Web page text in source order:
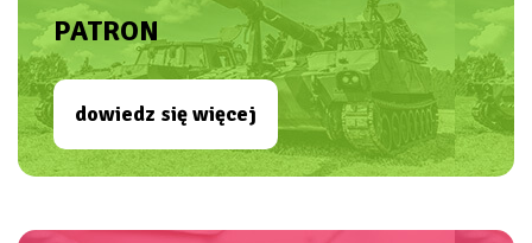
PATRON
dowiedz się więcej